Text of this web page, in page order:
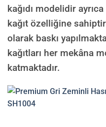
kağıdı modelidir
kağıt özelliğine
olarak baskı
kağıtları her mekâna
katmaktadır.